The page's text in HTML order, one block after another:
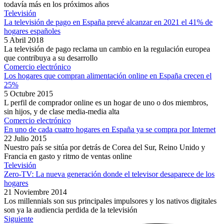
todavía más en los próximos años
Televisión
La televisión de pago en España prevé alcanzar en 2021 el 41% de
hogares españoles
5 Abril 2018
La televisión de pago reclama un cambio en la regulación europea
que contribuya a su desarrollo
Comercio electrónico
Los hogares que compran alimentación online en España crecen el
25%
5 Octubre 2015
L perfil de comprador online es un hogar de uno o dos miembros,
sin hijos, y de clase media-media alta
Comercio electrónico
En uno de cada cuatro hogares en España ya se compra por Internet
22 Julio 2015
Nuestro país se sitúa por detrás de Corea del Sur, Reino Unido y
Francia en gasto y ritmo de ventas online
Televisión
Zero-TV: La nueva generación donde el televisor desaparece de los
hogares
21 Noviembre 2014
Los millennials son sus principales impulsores y los nativos digitales
son ya la audiencia perdida de la televisión
Siguiente